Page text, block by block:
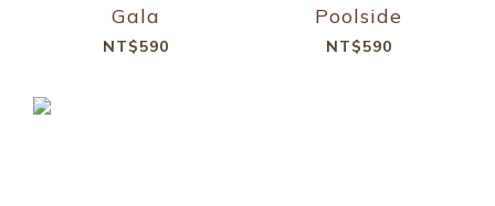
Gala
NT$590
Poolside
NT$590